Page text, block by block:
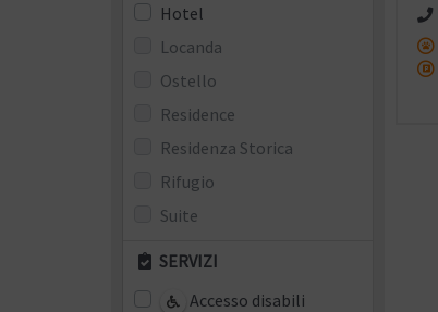
Hotel
Locanda
Ostello
Residence
Residenza Storica
Rifugio
Suite
SERVIZI
Accesso disabili